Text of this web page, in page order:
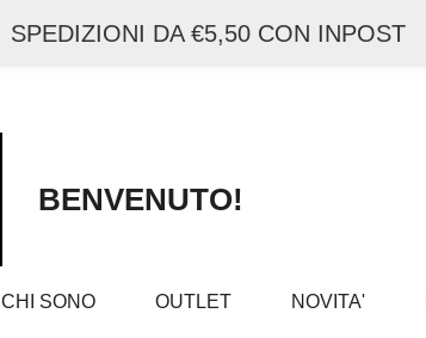
SPEDIZIONI DA €5,50 CON INPOST
BENVENUTO!
CHI SONO OUTLET NOVITA'